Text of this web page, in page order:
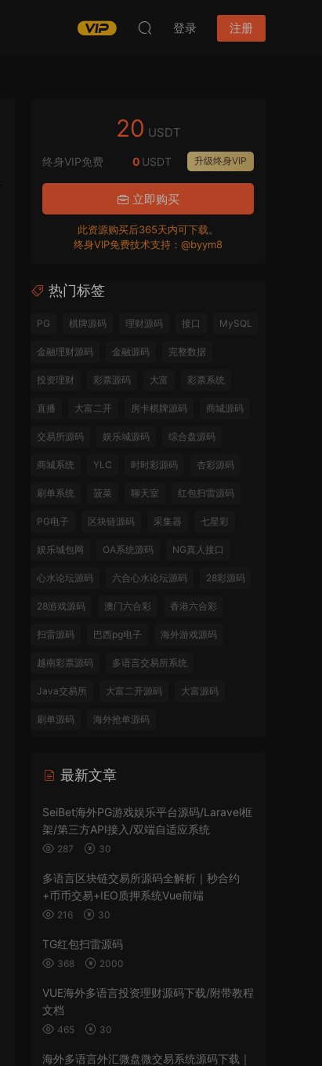
登录 注册
20 USDT
终身VIP免费 升级终身VIP
0 USDT
立即购买
此资源购买后365天内可下载。
终身VIP免费技术支持：@byym8
热门标签
PG 棋牌源码 理财源码 接口 MySQL
金融理财源码 金融源码 完整数据
投资理财 彩票源码 大富 彩票系统
直播 大富二开 房卡棋牌源码 商城源码
交易所源码 娱乐城源码 综合盘源码
商城系统 YLC 时时彩源码 杏彩源码
刷单系统 菠菜 聊天室 红包扫雷源码
PG电子 区块链源码 采集器 七星彩
娱乐城包网 OA系统源码 NG真人接口
心水论坛源码 六合心水论坛源码 28彩源码
28游戏源码 澳门六合彩 香港六合彩
扫雷源码 巴西pg电子 海外游戏源码
越南彩票源码 多语言交易所系统
Java交易所 大富二开源码 大富源码
刷单源码 海外抢单源码
最新文章
SeiBet海外PG游戏娱乐平台源码/Laravel框
架/第三方API接入/双端自适应系统
287 30
多语言区块链交易所源码全解析｜秒合约
+币币交易+IEO质押系统Vue前端
216 30
TG红包扫雷源码
368 2000
VUE海外多语言投资理财源码下载/附带教程
文档
465 30
海外多语言外汇微盘微交易系统源码下载｜